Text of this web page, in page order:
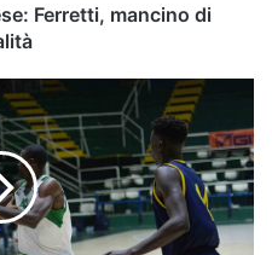
Ferretti, mancino di